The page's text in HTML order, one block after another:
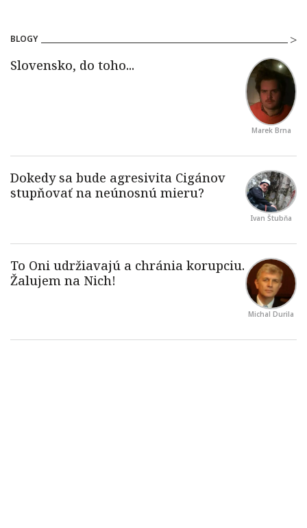
BLOGY
Marek Brna
Ivan Štubňa
Michal Durila